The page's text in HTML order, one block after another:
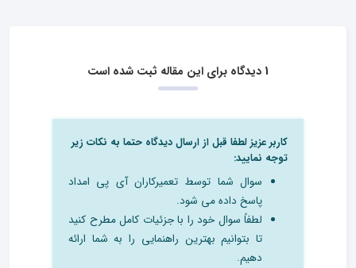
1 دیدگاه برای این مقاله ثبت شده است
کاربر عزیز لطفا قبل از ارسال دیدگاه حتما به نکات زیر
توجه نمایید:
سوال شما توسط تعمیرکاران آی پی امداد
پاسخ داده می شود.
لطفاً سوال خود را با جزئیات کامل مطرح کنید
تا بتوانیم بهترین راهنمایی را به شما ارائه
دهیم.